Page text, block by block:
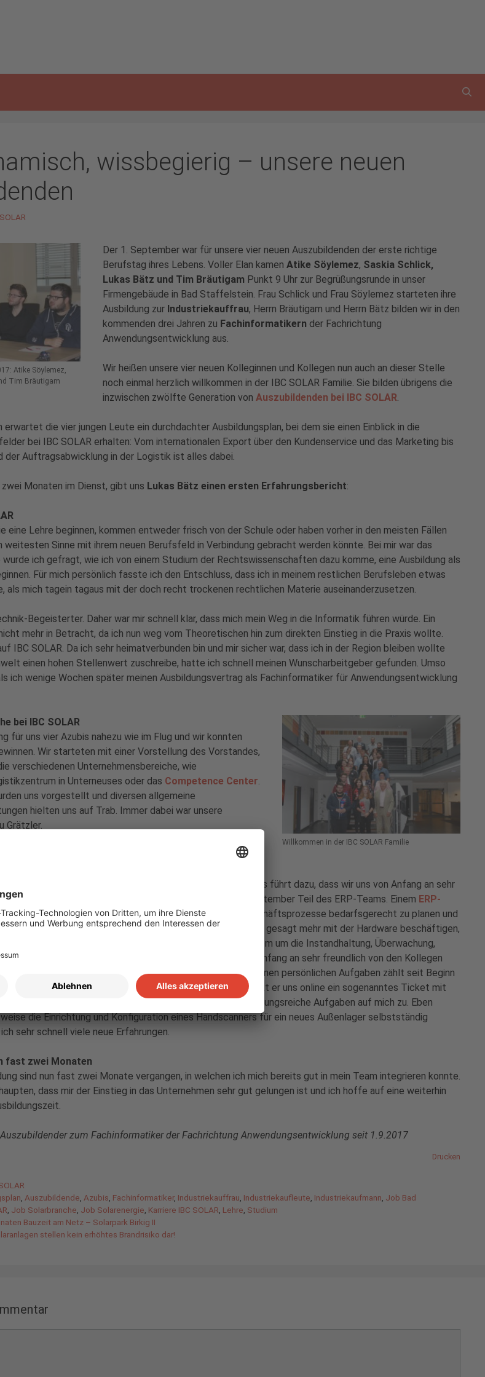
wissbegierig – unsere neuen
Atike Söylemez,
Tim Bräutigam
Der 1. September war für unsere vier neuen Auszubildenden der erste richtige
Berufstag ihres Lebens. Voller Elan kamen Atike Söylemez, Saskia Schlick,
Lukas Bätz und Tim Bräutigam Punkt 9 Uhr zur Begrüßungsrunde in unser
Firmengebäude in Bad Staffelstein. Frau Schlick und Frau Söylemez starteten ihre
Ausbildung zur Industriekauffrau, Herrn Bräutigam und Herrn Bätz bilden wir in den
kommenden drei Jahren zu Fachinformatikern der Fachrichtung
Anwendungsentwicklung aus.
Wir heißen unsere vier neuen Kolleginnen und Kollegen nun auch an dieser Stelle
noch einmal herzlich willkommen in der IBC SOLAR Familie. Sie bilden übrigens die
inzwischen zwölfte Generation von Auszubildenden bei IBC SOLAR
erwartet die vier jungen Leute ein durchdachter Ausbildungsplan, bei dem sie einen Einblick in die
bei IBC SOLAR erhalten: Vom internationalen Export über den Kundenservice und das Marketing bis
der Auftragsabwicklung in der Logistik ist alles dabei.
Monaten im Dienst, gibt uns Lukas Bätz einen ersten Erfahrungsbericht:
eine Lehre beginnen, kommen entweder frisch von der Schule oder haben vorher in den meisten Fällen
weitesten Sinne mit ihrem neuen Berufsfeld in Verbindung gebracht werden könnte. Bei mir war das
wurde ich gefragt, wie ich von einem Studium der Rechtswissenschaften dazu komme, eine Ausbildung als
Für mich persönlich fasste ich den Entschluss, dass ich in meinem restlichen Berufsleben etwas
als mich tagein tagaus mit der doch recht trockenen rechtlichen Materie auseinanderzusetzen.
Begeisterter. Daher war mir schnell klar, dass mich mein Weg in die Informatik führen würde. Ein
mehr in Betracht, da ich nun weg vom Theoretischen hin zum direkten Einstieg in die Praxis wollte.
IBC SOLAR. Da ich sehr heimatverbunden bin und mir sicher war, dass ich in der Region bleiben wollte
einen hohen Stellenwert zuschreibe, hatte ich schnell meinen Wunscharbeitgeber gefunden. Umso
ich wenige Wochen später meinen Ausbildungsvertrag als Fachinformatiker für Anwendungsentwicklung
Willkommen in der IBC SOLAR Familie
bei IBC SOLAR
für uns vier Azubis nahezu wie im Flug und wir konnten
Wir starteten mit einer Vorstellung des Vorstandes,
verschiedenen Unternehmensbereiche, wie
in Unterneuses oder das Competence Center
uns vorgestellt und diversen allgemeine
hielten uns auf Trab. Immer dabei war unsere
Grätzler.
in der IT-Abteilung
der Ausbildung eher selten Abteilungswechsel statt. Das führt dazu, dass wir uns von Anfang an sehr
Materie beschäftigen können. Ich bin nun seit dem 1. September Teil des ERP-Teams. Einem ERP-
zu, sämtliche in einem Unternehmen ablaufenden Geschäftsprozesse bedarfsgerecht zu planen und
den Kollegen für die Systemintegration, welche sich grob gesagt mehr mit der Hardware beschäftigen,
die Software verantwortlich. Wir kümmern uns unter anderem um die Instandhaltung, Überwachung,
und Optimierung des Systems. Ich wurde von Anfang an sehr freundlich von den Kollegen
stehen mir auch jederzeit mit Rat und Tat zur Seite. Zu meinen persönlichen Aufgaben zählt seit Beginn
Immer, wenn ein Kollege ein technisches Problem hat, schickt er uns online ein sogenanntes Ticket mit
Problems. Hier kommen immer wieder neue und abwechslungsreiche Aufgaben auf mich zu. Eben
die Einrichtung und Konfiguration eines Handscanners für ein neues Außenlager selbstständig
sehr schnell viele neue Erfahrungen.
fast zwei Monaten
sind nun fast zwei Monate vergangen, in welchen ich mich bereits gut in mein Team integrieren konnte.
dass mir der Einstieg in das Unternehmen sehr gut gelungen ist und ich hoffe auf eine weiterhin
zum Fachinformatiker der Fachrichtung Anwendungsentwicklung seit 1.9.2017
Drucken
Auszubildende Azubis Fachinformatiker, Industriekauffrau Industriekaufleute Industriekaufmann Job Bad
Job Solarbranche Job Solarenergie Karriere IBC SOLAR Lehre Studium
Bauzeit am Netz – Solarpark Birkig II
stellen kein erhöhtes Brandrisiko dar!